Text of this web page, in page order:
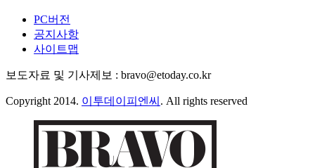
PC버전
공지사항
사이트맵
보도자료 및 기사제보 : bravo@etoday.co.kr
Copyright 2014. 이투데이피엔씨 . All rights reserved